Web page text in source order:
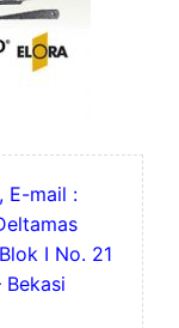
E-mail :
I No. 21